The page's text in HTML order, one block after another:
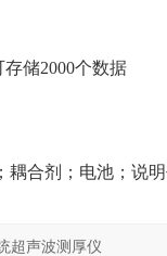
储2000个数据
合剂；电池；说明